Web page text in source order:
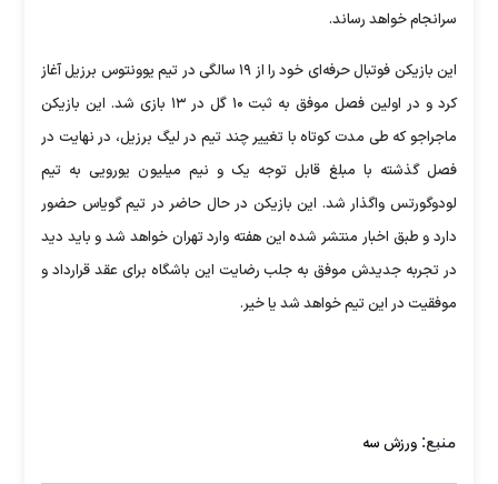
سرانجام خواهد رساند.
این بازیکن فوتبال حرفه‌ای خود را از ۱۹ سالگی در تیم یوونتوس برزیل آغاز
کرد و در اولین فصل موفق به ثبت ۱۰ گل در ۱۳ بازی شد. این بازیکن
ماجراجو که طی مدت کوتاه با تغییر چند تیم در لیگ برزیل، در نهایت در
فصل گذشته با مبلغ قابل توجه یک و نیم میلیون یورویی به تیم
لودوگورتس واگذار شد. این بازیکن در حال حاضر در تیم گویاس حضور
دارد و طبق اخبار منتشر شده این هفته وارد تهران خواهد شد و باید دید
در تجربه جدیدش موفق به جلب رضایت این باشگاه برای عقد قرارداد و
موفقیت در این تیم خواهد شد یا خیر.
منبع: ورزش سه